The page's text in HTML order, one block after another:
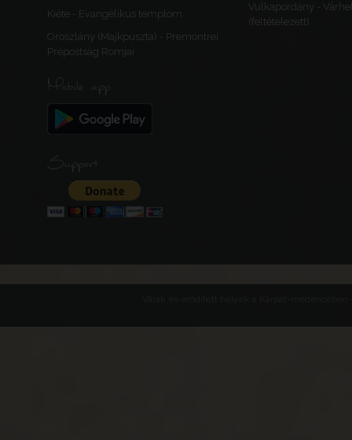
Kiéte - Evangélikus templom
Vulkapordány -
(feltételezett)
Oroszlány (Majkpuszta) - Premontrei
Prépostság Romjai
Mobile app
Support